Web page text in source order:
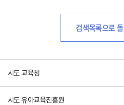
검색목록으로
시도 교육청
시도 유아교육진흥원